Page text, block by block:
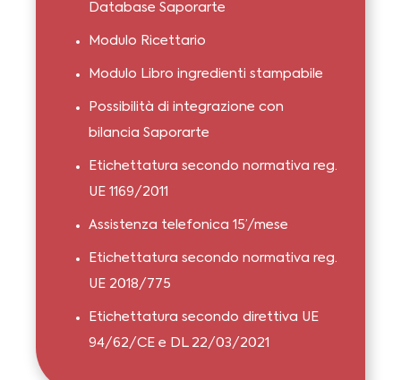
Database Saporarte
Modulo Ricettario
Modulo Libro ingredienti stampabile
Possibilità di integrazione con
bilancia Saporarte
Etichettatura secondo normativa reg.
UE 1169/2011
Assistenza telefonica 15’/mese
Etichettatura secondo normativa reg.
UE 2018/775
Etichettatura secondo direttiva UE
94/62/CE e DL 22/03/2021